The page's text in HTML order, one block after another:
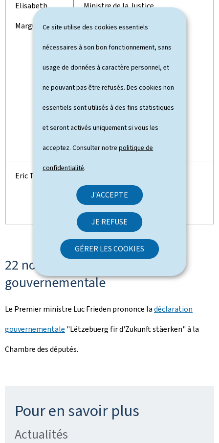
Ce site utilise des cookies essentiels
nécessaires à son bon fonctionnement, sans
usage de données à caractère personnel, et
ne pouvant pas être refusés. Des cookies non
essentiels sont utilisés à des fins statistiques
et seront activés uniquement si vous les
acceptez. Consulter notrepolitique de
confidentialité.
J'ACCEPTE
JE REFUSE
GÉRER LES COOKIES
Elisabeth
Margue
Ministre de la Justice
Premier ministre, chargée des
Médias et de la Connectivité
Eric Thill
Ministre délégué au Tourisme
22 novembre: déclaration
gouvernementale
Le Premier ministre Luc Frieden prononce ladéclaration
gouvernementale "Lëtzebuerg fir d'Zukunft stäerken" à la
Chambre des députés.
Pour en savoir plus
Actualités